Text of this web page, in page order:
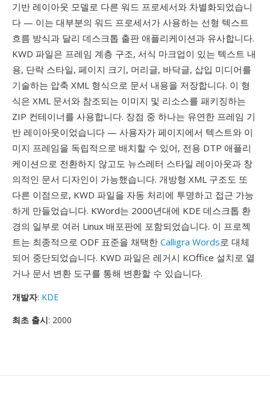
기반 레이아웃 모델로 다른 워드 프로세서와 차별화되었습니
다 — 이는 대부분의 워드 프로세서가 사용하는 선형 텍스트
흐름 방식과 달리 데스크톱 출판 애플리케이션과 유사합니다.
KWD 파일은 프레임 계층 구조, 서식 마크업이 있는 텍스트 내
용, 단락 스타일, 페이지 크기, 머리글, 바닥글, 삽입 미디어를
기술하는 압축 XML 형식으로 문서 내용을 저장합니다. 이 형
식은 XML 문서와 참조되는 이미지 및 리소스를 패키징하는
ZIP 컨테이너를 사용합니다. 장점 중 하나는 유연한 프레임 기
반 레이아웃이었습니다 — 사용자가 페이지에서 텍스트와 이
미지 프레임을 독립적으로 배치할 수 있어, 전용 DTP 애플리
케이션으로 전환하지 않고도 뉴스레터 스타일 레이아웃과 창
의적인 문서 디자인이 가능했습니다. 개방형 XML 구조도 또
다른 이점으로, KWD 파일을 자동 처리에 투명하고 접근 가능
하게 만들었습니다. KWord는 2000년대에 KDE 데스크톱 환
경의 일부로 여러 Linux 배포판에 포함되었습니다. 이 프로젝
트는 최종적으로 ODF 표준을 채택한 Calligra Words로 대체
되어 중단되었습니다. KWD 파일은 레거시 KOffice 설치로 열
거나 문서 변환 도구를 통해 변환할 수 있습니다.
개발자: KDE
최초 출시: 2000